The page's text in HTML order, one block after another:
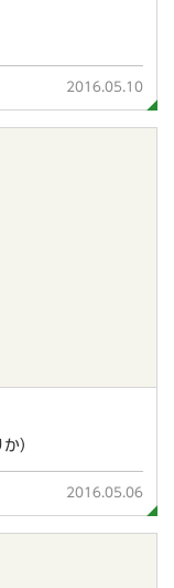
2016.05.10
）
2016.05.06